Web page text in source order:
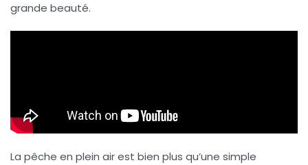
grande beauté.
La pêche en plein airest bien plus qu’une simple